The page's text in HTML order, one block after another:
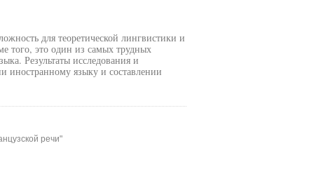
для теоретической лингвистики и
того, это один из самых трудных
Результаты исследования и
иностранному языку и составлении
речи"